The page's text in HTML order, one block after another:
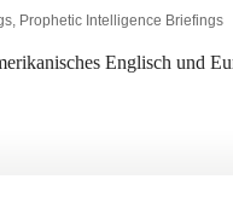
, Prophetic Intelligence Briefings
Englisch und